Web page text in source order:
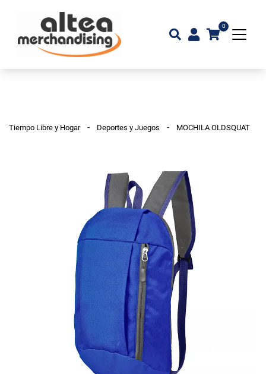
0
Tiempo Libre y Hogar - Deportes y Juegos - MOCHILA OLDSQUAT